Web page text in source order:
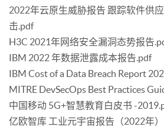
2022年云原生威胁报告 跟踪软件供
击.pdf
H3C 2021年网络安全漏洞态势报告
IBM 2022 年数据泄露成本报告.pdf
IBM Cost of a Data Breach Report
MITRE DevSecOps Best Practices
中国移动 5G+智慧教育白皮书 -
亿欧智库 工业元宇宙报告（2022年